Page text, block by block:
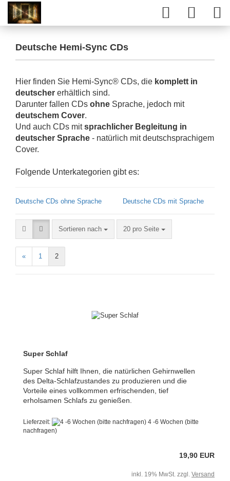
Deutsche Hemi-Sync CDs
Hier finden Sie Hemi-Sync® CDs, die komplett in
deutscher erhältlich sind.
Darunter fallen CDs ohne Sprache, jedoch mit
deutschem Cover.
Und auch CDs mitsprachlicher Begleitung in
deutscher Sprache - natürlich mit deutschsprachigem
Cover.
Folgende Unterkategorien gibt es:
Deutsche CDs ohne Sprache Deutsche CDs mit Sprache
Sortieren nach 20 pro Seite
« 1 2
Super Schlaf
Super Schlaf hilft Ihnen, die natürlichen Gehirnwellen
des Delta-Schlafzustandes zu produzieren und die
Vorteile eines vollkommen erfrischenden, tief
erholsamen Schlafs zu genießen.
Lieferzeit:
4 -6 Wochen (bitte
nachfragen)
19,90 EUR
inkl. 19% MwSt. zzgl. Versand